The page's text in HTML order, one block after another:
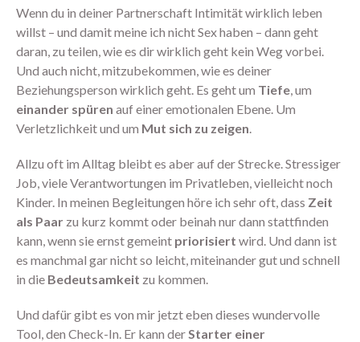
hart mit uns
August 2026
Juli 2026
Juni 2026
Mai 2026
März 2026
Februar 2026
Wenn du in deiner Partnerschaft Intimität wirklich leben
willst – und damit meine ich nicht Sex haben – dann geht
daran, zu teilen, wie es dir wirklich geht kein Weg vorbei.
Und auch nicht, mitzubekommen, wie es deiner
Beziehungsperson wirklich geht. Es geht um Tiefe , um
einander spüren auf einer emotionalen Ebene. Um
Verletzlichkeit und um Mut sich zu zeigen
Allzu oft im Alltag bleibt es aber auf der Strecke. Stressiger
Job, viele Verantwortungen im Privatleben, vielleicht noch
Kinder. In meinen Begleitungen höre ich sehr oft, dass Zeit
als Paar zu kurz kommt oder beinah nur dann stattfinden
kann, wenn sie ernst gemeint priorisiert wird. Und dann ist
es manchmal gar nicht so leicht, miteinander gut und schnell
in die Bedeutsamkeit zu kommen.
Und dafür gibt es von mir jetzt eben dieses wundervolle
Tool, den Check-In. Er kann der Starter einer